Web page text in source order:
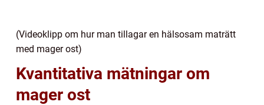
(Videoklipp om hur man tillagar en hälsosam maträtt
med mager ost)
Kvantitativa mätningar om
mager ost